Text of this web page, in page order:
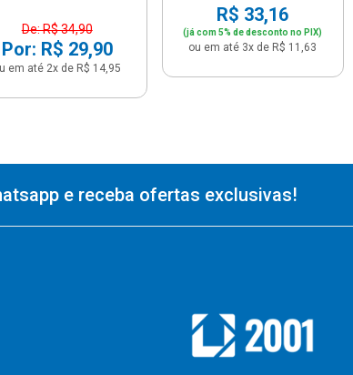
De: R$ 34,90
Por: R$ 29,90
em até 2x de R$ 14,95
R$ 33,16
(já com 5% de desconto no PIX)
ou em até 3x de R$ 11,63
e receba ofertas exclusivas!